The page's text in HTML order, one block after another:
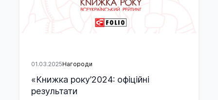
01.03.2025Нагороди
«Книжка року’2024: офіційні
результати